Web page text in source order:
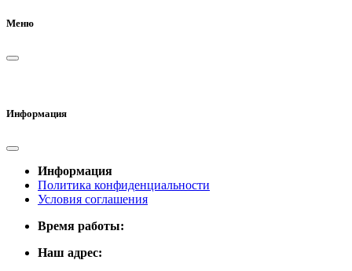
Меню
Информация
Информация
Политика конфиденциальности
Условия соглашения
Время работы:
Наш адрес: